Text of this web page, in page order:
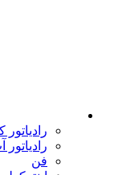
رادیاتور
رادیاتور
فن